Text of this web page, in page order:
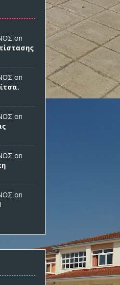
on
on
on
on
on